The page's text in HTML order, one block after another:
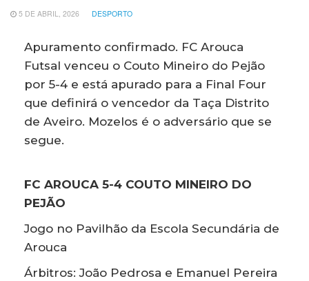
5 DE ABRIL, 2026 DESPORTO
Apuramento confirmado. FC Arouca
Futsal venceu o Couto Mineiro do Pejão
por 5-4 e está apurado para a Final Four
que definirá o vencedor da Taça Distrito
de Aveiro. Mozelos é o adversário que se
segue.
FC AROUCA 5-4 COUTO MINEIRO DO
PEJÃO
Jogo no Pavilhão da Escola Secundária de
Arouca
Árbitros: João Pedrosa e Emanuel Pereira